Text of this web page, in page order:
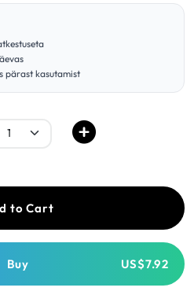
pärast kasutamist
to Cart
Buy US$7.92